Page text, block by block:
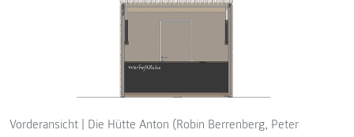
Vorderansicht | Die Hütte Anton (Robin Berrenberg, Peter